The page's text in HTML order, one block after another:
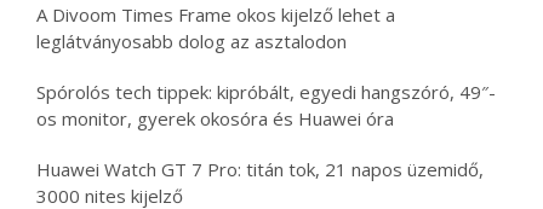
A Divoom Times Frame okos kijelző lehet a
leglátványosabb dolog az asztalodon
Spórolós tech tippek: kipróbált, egyedi hangszóró, 49″-
os monitor, gyerek okosóra és Huawei óra
Huawei Watch GT 7 Pro: titán tok, 21 napos üzemidő,
3000 nites kijelző